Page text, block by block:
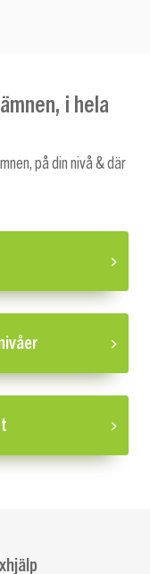
i hela
på din nivå & där